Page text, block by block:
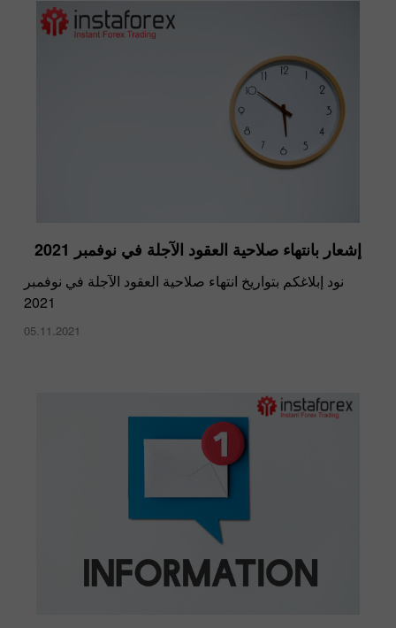
إشعار بانتهاء صلاحية العقود الآجلة في نوفمبر 2021
نود إبلاغكم بتواريخ انتهاء صلاحية العقود الآجلة في نوفمبر
2021
05.11.2021